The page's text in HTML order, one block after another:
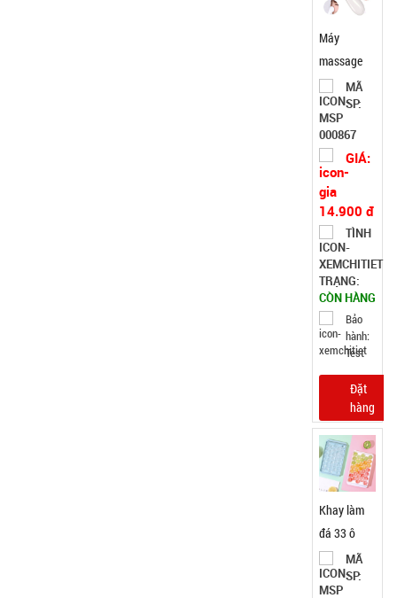
Máy
massage
mặt ion
WFC
MÃ
SP:
000867
GIÁ:
14.900 đ
TÌNH
TRẠNG:
CÒN HÀNG
Bảo
hành:
Test
Đặt
hàng
Khay làm
đá 33 ô
tròn có nắp
đậy
MÃ
SP: